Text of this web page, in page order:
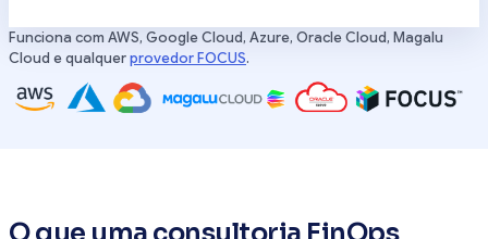
Funciona com AWS, Google Cloud, Azure, Oracle Cloud, Magalu
Cloud e qualquerprovedor FOCUS.